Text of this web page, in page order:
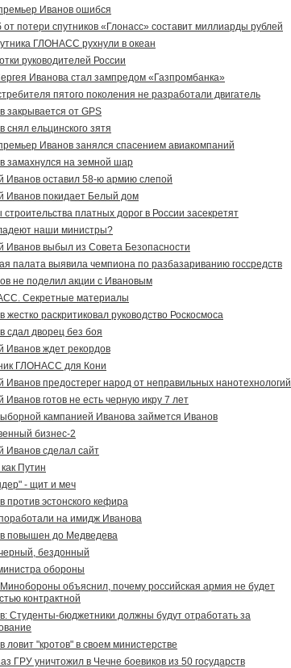
Иванов ошибся
потери спутников «Глонасс» составит миллиарды рублей
ГЛОНАСС рухнули в океан
руководителей России
Иванова стал зампредом «Газпромбанка»
пятого поколения не разработали двигатель
закрывается от GPS
снял ельцинского зятя
Иванов занялся спасением авиакомпаний
замахнулся на земной шар
Иванов оставил 58-ю армию слепой
Иванов покидает Белый дом
платных дорог в России засекретят
наши министры?
Иванов выбыл из Совета Безопасности
палата выявила чемпиона по разбазариванию госсредств
не поделил акции с Ивановым
Секретные материалы
жестко раскритиковал руководство Роскосмоса
сдал дворец без боя
Иванов ждет рекордов
ГЛОНАСС для Кони
Иванов предостерег народ от неправильных нанотехнологий
Иванов готов не есть черную икру 7 лет
кампанией Иванова займется Иванов
бизнес-2
Иванов сделал сайт
Путин
- щит и меч
против эстонского кефира
на имидж Иванова
повышен до Медведева
бездонный
обороны
Минобороны объяснил, почему российская армия не будет
контрактной
Студенты-бюджетники должны будут отработать за
ловит "кротов" в своем министерстве
ГРУ уничтожил в Чечне боевиков из 50 государств